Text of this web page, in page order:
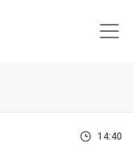
14:40